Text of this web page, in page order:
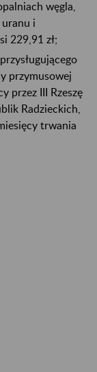
węgla,
uranu i
229,91 zł;
przymusowej
przez III Rzeszę
Radzieckich,
trwania